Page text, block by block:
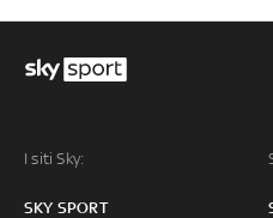
I siti Sky:
SKY SPORT